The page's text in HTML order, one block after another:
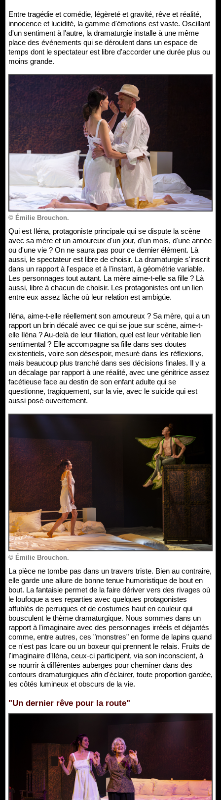
Entre tragédie et comédie, légèreté et gravité, rêve et réalité,
innocence et lucidité, la gamme d'émotions est vaste. Oscillant
d'un sentiment à l'autre, la dramaturgie installe à une même
place des événements qui se déroulent dans un espace de
temps dont le spectateur est libre d'accorder une durée plus ou
moins grande.
© Émilie Brouchon.
Qui est Iléna, protagoniste principale qui se dispute la scène
avec sa mère et un amoureux d'un jour, d'un mois, d'une année
ou d'une vie ? On ne saura pas pour ce dernier élément. Là
aussi, le spectateur est libre de choisir. La dramaturgie s'inscrit
dans un rapport à l'espace et à l'instant, à géométrie variable.
Les personnages tout autant. La mère aime-t-elle sa fille ? Là
aussi, libre à chacun de choisir. Les protagonistes ont un lien
entre eux assez lâche où leur relation est ambigüe.
Iléna, aime-t-elle réellement son amoureux ? Sa mère, qui a un
rapport un brin décalé avec ce qui se joue sur scène, aime-t-
elle Iléna ? Au-delà de leur filiation, quel est leur véritable lien
sentimental ? Elle accompagne sa fille dans ses doutes
existentiels, voire son désespoir, mesuré dans les réflexions,
mais beaucoup plus tranché dans ses décisions finales. Il y a
un décalage par rapport à une réalité, avec une génitrice assez
facétieuse face au destin de son enfant adulte qui se
questionne, tragiquement, sur la vie, avec le suicide qui est
aussi posé ouvertement.
© Émilie Brouchon.
La pièce ne tombe pas dans un travers triste. Bien au contraire,
elle garde une allure de bonne tenue humoristique de bout en
bout. La fantaisie permet de la faire dériver vers des rivages où
le loufoque a ses reparties avec quelques protagonistes
affublés de perruques et de costumes haut en couleur qui
bousculent le thème dramaturgique. Nous sommes dans un
rapport à l'imaginaire avec des personnages irréels et déjantés
comme, entre autres, ces "monstres" en forme de lapins quand
ce n'est pas Icare ou un boxeur qui prennent le relais. Fruits de
l'imaginaire d'Iléna, ceux-ci participent, via son inconscient, à
se nourrir à différentes auberges pour cheminer dans des
contours dramaturgiques afin d'éclairer, toute proportion gardée,
les côtés lumineux et obscurs de la vie.
"Un dernier rêve pour la route"